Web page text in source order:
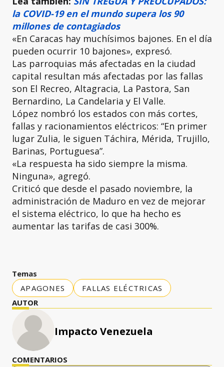
la COVID-19 en el mundo supera los 90
millones de contagiados
«En Caracas hay muchísimos bajones. En el día
pueden ocurrir 10 bajones», expresó.
Las parroquias más afectadas en la ciudad
capital resultan más afectadas por las fallas
son El Recreo, Altagracia, La Pastora, San
Bernardino, La Candelaria y El Valle.
López nombró los estados con más cortes,
fallas y racionamientos eléctricos: “En primer
lugar Zulia, le siguen Táchira, Mérida, Trujillo,
Barinas, Portuguesa”.
«La respuesta ha sido siempre la misma.
Ninguna», agregó.
Criticó que desde el pasado noviembre, la
administración de Maduro en vez de mejorar
el sistema eléctrico, lo que ha hecho es
aumentar las tarifas de casi 300%.
Temas
APAGONES
FALLAS ELÉCTRICAS
AUTOR
Impacto Venezuela
COMENTARIOS